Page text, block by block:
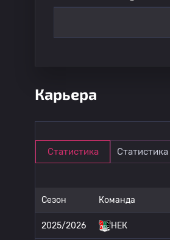
Карьера
Статистика
Сезон Команда
2025/2026 НЕК